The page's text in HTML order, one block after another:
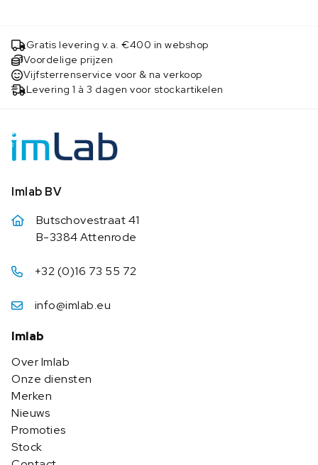
Gratis levering v.a. €400 in webshop
Voordelige prijzen
Vijfsterrenservice voor & na verkoop
Levering 1 à 3 dagen voor stockartikelen
Imlab BV
Butschovestraat 41
B-3384 Attenrode
+32 (0)16 73 55 72
info@imlab.eu
Imlab
Over Imlab
Onze diensten
Merken
Nieuws
Promoties
Stock